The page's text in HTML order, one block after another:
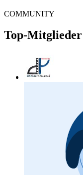
COMMUNITY
Top-